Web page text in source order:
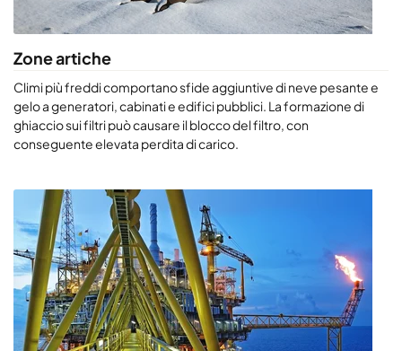
Zone artiche
Climi più freddi comportano sfide aggiuntive di neve pesante e
gelo a generatori, cabinati e edifici pubblici. La formazione di
ghiaccio sui filtri può causare il blocco del filtro, con
conseguente elevata perdita di carico.